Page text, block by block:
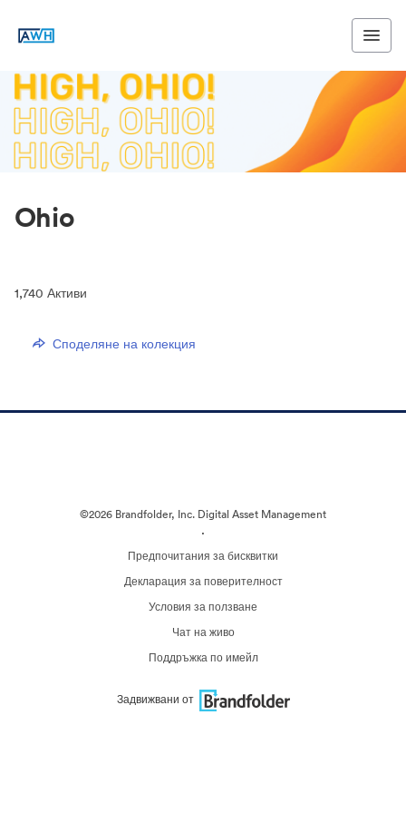
Ohio
1,740 Активи
Споделяне на колекция
©2026 Brandfolder, Inc. Digital Asset Management
·
Предпочитания за бисквитки
Декларация за поверителност
Условия за ползване
Чат на живо
Поддръжка по имейл
Задвижвани от